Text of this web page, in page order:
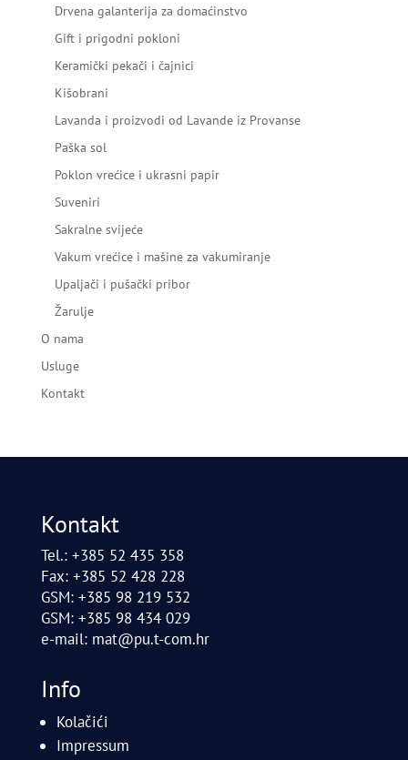
Drvena galanterija za domaćinstvo
Gift i prigodni pokloni
Keramički pekači i čajnici
Kišobrani
Lavanda i proizvodi od Lavande iz Provanse
Paška sol
Poklon vrećice i ukrasni papir
Suveniri
Sakralne svijeće
Vakum vrećice i mašine za vakumiranje
Upaljači i pušački pribor
Žarulje
O nama
Usluge
Kontakt
Kontakt
Tel.: +385 52 435 358
Fax: +385 52 428 228
GSM: +385 98 219 532
GSM: +385 98 434 029
e-mail: mat@pu.t-com.hr
Info
Kolačići
Impressum